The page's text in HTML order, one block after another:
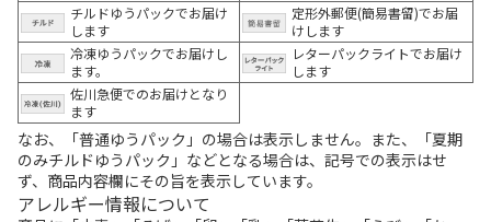
チルドゆうパックでお届け
します
定形外郵便(簡易書留)でお届
けします
冷凍ゆうパックでお届けし
ます。
レターパックライトでお届け
します
佐川急便でのお届けとなり
ます
なお、「普通ゆうパック」の場合は表示しません。また、「夏期
のみチルドゆうパック」などとなる場合は、記号での表示はせ
ず、商品内容欄にその旨を表示しています。
アレルギー情報について